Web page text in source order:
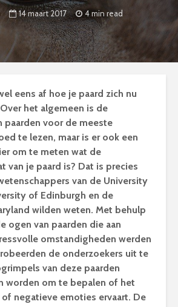
14 maart 2017 4 min read
eens af hoe je paard zich nu
het algemeen is de
paarden voor de meeste
te lezen, maar is er ook een
om te meten wat de
van je paard is? Dat is precies
van de University
of Edinburgh en de
wilden weten. Met behulp
ogen van paarden die aan
omstandigheden werden
de onderzoekers uit te
van deze paarden
worden om te bepalen of het
negatieve emoties ervaart. De